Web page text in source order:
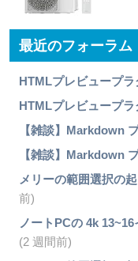
最近のフォーラム
HTMLプレビュープラ
HTMLプレビュープラ
【雑談】Markdown
【雑談】Markdown
メリーの範囲選択の
前)
ノートPCの 4k
(2 週間前)